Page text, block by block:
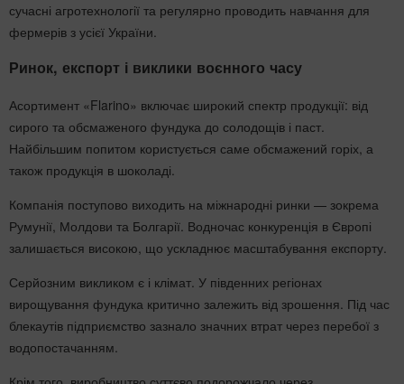
сучасні агротехнології та регулярно проводить навчання для
фермерів з усієї України.
Ринок, експорт і виклики воєнного часу
Асортимент «Flarino» включає широкий спектр продукції: від
сирого та обсмаженого фундука до солодощів і паст.
Найбільшим попитом користується саме обсмажений горіх, а
також продукція в шоколаді.
Компанія поступово виходить на міжнародні ринки — зокрема
Румунії, Молдови та Болгарії. Водночас конкуренція в Європі
залишається високою, що ускладнює масштабування експорту.
Серйозним викликом є і клімат. У південних регіонах
вирощування фундука критично залежить від зрошення. Під час
блекаутів підприємство зазнало значних втрат через перебої з
водопостачанням.